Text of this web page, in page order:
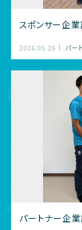
スポンサー企
2026.05.26 パー
パートナー企